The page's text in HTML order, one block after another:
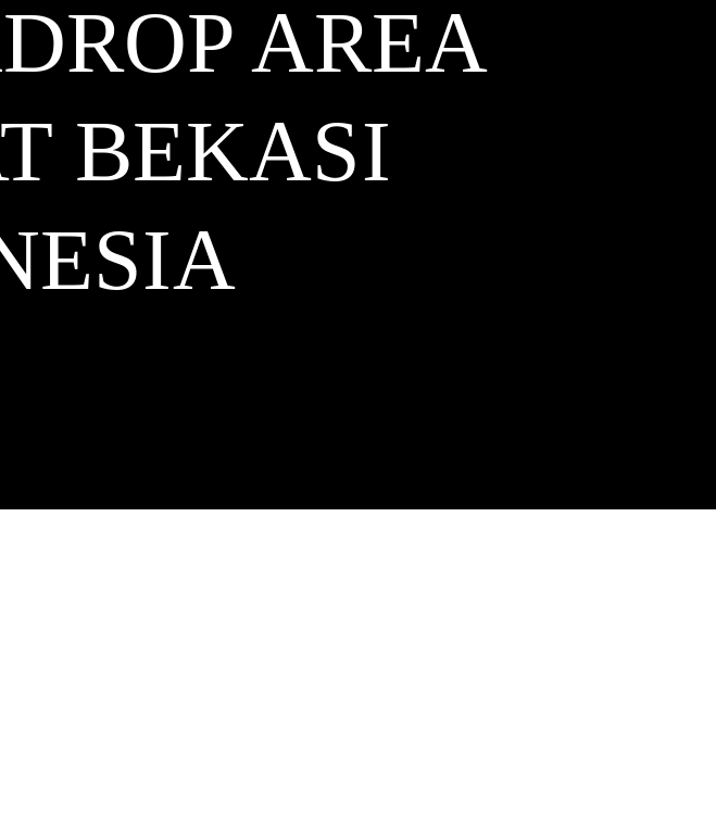
AREA
BEKASI